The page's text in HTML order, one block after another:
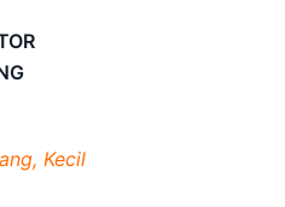
Kecil